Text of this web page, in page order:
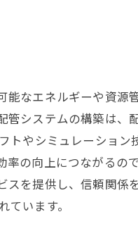
なエネルギーや資源
システムの構築は、
トやシミュレーション
の向上につながるの
を提供し、信頼関係
います。